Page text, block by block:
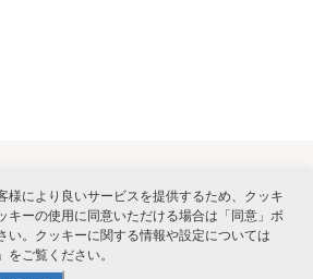
関連サービス
様により良いサービスを提供するため、クッキ
キーの使用に同意いただける場合は「同意」ボ
い。クッキーに関する情報や設定については
」をご覧ください。